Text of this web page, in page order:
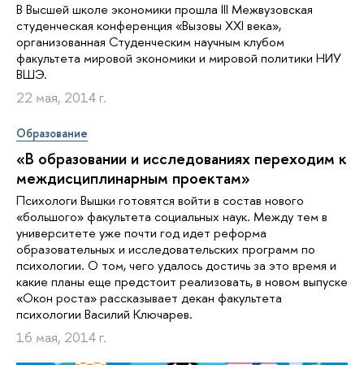
В Высшей школе экономики прошла III Межвузовская
студенческая конференция «Вызовы XXI века»,
организованная Студенческим научным клубом
факультета мировой экономики и мировой политики НИУ
ВШЭ.
22 мая, 2014 г.
Образование
«В образовании и исследованиях переходим к
междисциплинарным проектам»
Психологи Вышки готовятся войти в состав нового
«большого» факультета социальных наук. Между тем в
университете уже почти год идет реформа
образовательных и исследовательских программ по
психологии. О том, чего удалось достичь за это время и
какие планы еще предстоит реализовать, в новом выпуске
«Окон роста» рассказывает декан факультета
психологии Василий Ключарев.
16 мая, 2014 г.